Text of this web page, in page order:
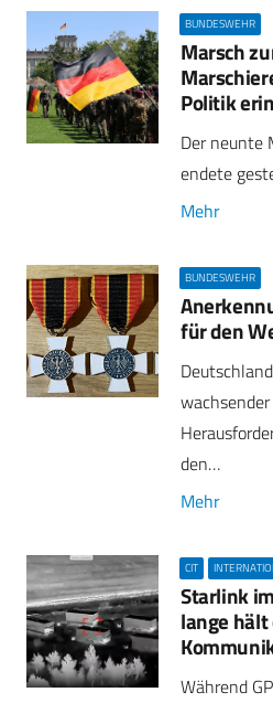
BUNDESWEHR
Marsch
Politik
Der neunte
endete
Mehr
BUNDESWEHR
für den
den…
Mehr
CIT
Starlink
lange
Während